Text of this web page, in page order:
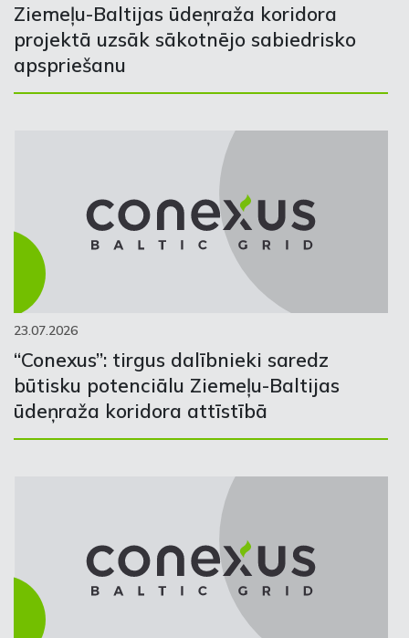
Ziemeļu-Baltijas ūdeņraža koridora
projektā uzsāk sākotnējo sabiedrisko
apspriešanu
23.07.2026
“Conexus”: tirgus dalībnieki saredz
būtisku potenciālu Ziemeļu-Baltijas
ūdeņraža koridora attīstībā